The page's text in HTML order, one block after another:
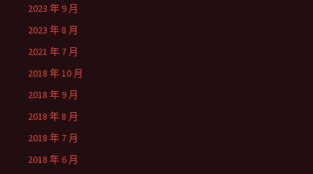
2023 年 9 月
2023 年 8 月
2021 年 7 月
2018 年 10 月
2018 年 9 月
2018 年 8 月
2018 年 7 月
2018 年 6 月